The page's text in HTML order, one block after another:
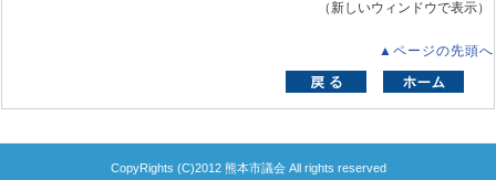
（新しいウィンドウで表示）
▲ページの先頭へ
CopyRights (C)2012 熊本市議会 All rights reserved